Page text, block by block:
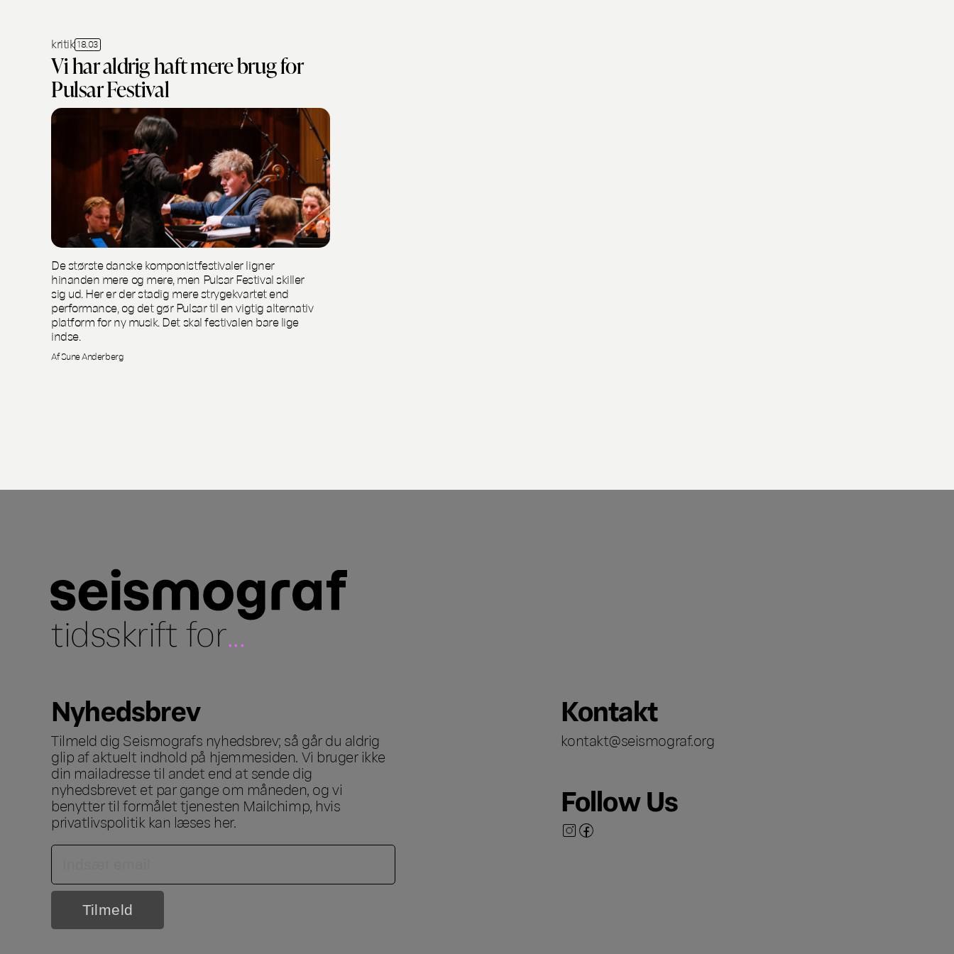
kritik 18.03
Vi har aldrig haft mere brug for
Pulsar Festival
De største danske komponistfestivaler ligner
hinanden mere og mere, men Pulsar Festival skiller
sig ud. Her er der stadig mere strygekvartet end
performance, og det gør Pulsar til en vigtig alternativ
platform for ny musik. Det skal festivalen bare lige
indse.
Af Sune Anderberg
tidsskrift for...
Nyhedsbrev
Tilmeld dig Seismografs nyhedsbrev; så går du aldrig
glip af aktuelt indhold på hjemmesiden. Vi bruger ikke
din mailadresse til andet end at sende dig
nyhedsbrevet et par gange om måneden, og vi
benytter til formålet tjenesten Mailchimp, hvis
privatlivspolitik kan læses her.
Kontakt
kontakt@seismograf.org
Follow Us